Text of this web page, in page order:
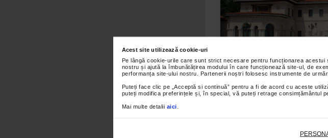
Acest site utilizează cookie-uri
Pe lângă cookie-urile care sunt strict necesare pentru funcționarea
nostru și ajută la îmbunătățirea modului în care funcționează site-ul, de
performanța site-ului nostru. Partenerii noștri folosesc instrumente de
Puteți face clic pe „Acceptă si continuă” pentru a fi de acord cu aceste
puteți modifica preferințele și, în special, vă puteți retrage consimțământul
Mai multe detalii aici
Pe 31 mai, cei mai influenti
Palatul Snagov din
Strategiei Energetice